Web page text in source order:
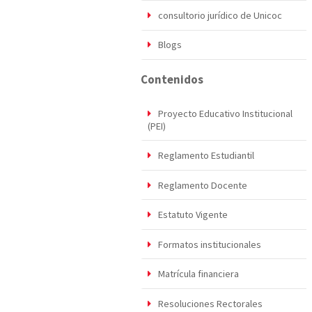
consultorio jurídico de Unicoc
Blogs
Contenidos
Proyecto Educativo Institucional
(PEI)
Reglamento Estudiantil
Reglamento Docente
Estatuto Vigente
Formatos institucionales
Matrícula financiera
Resoluciones Rectorales